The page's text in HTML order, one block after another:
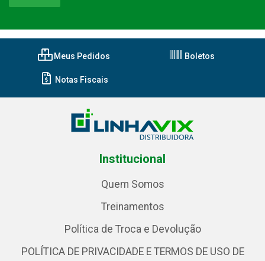
Meus Pedidos Boletos
Notas Fiscais
Institucional
Quem Somos
Treinamentos
Política de Troca e Devolução
POLÍTICA DE PRIVACIDADE E TERMOS DE USO DE